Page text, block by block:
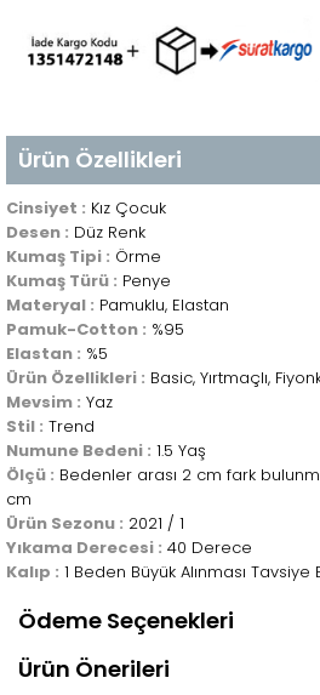
Ürün Özellikleri
Cinsiyet : Kız Çocuk
Desen : Düz Renk
Kumaş Tipi : Örme
Kumaş Türü : Penye
Materyal : Pamuklu, Elastan
Pamuk-Cotton : %95
Elastan : %5
Ürün Özellikleri : Basic, Yırtmaçlı,
Mevsim : Yaz
Stil : Trend
Numune Bedeni : 1.5 Yaş
Ölçü : Bedenler arası 2 cm fark
cm
Ürün Sezonu : 2021 / 1
Yıkama Derecesi : 40 Derece
Kalıp : 1 Beden Büyük Alınması Tavsiye
Ödeme Seçenekleri
Ürün Önerileri